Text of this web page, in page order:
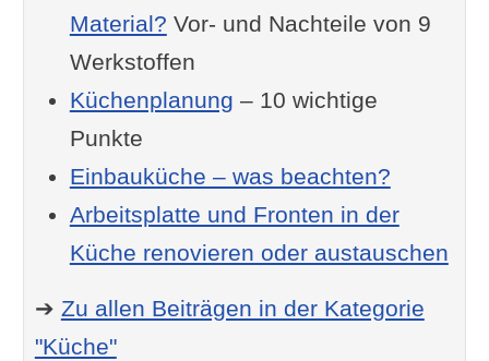
Material? Vor- und Nachteile von 9
Werkstoffen
Küchenplanung – 10 wichtige
Punkte
Einbauküche – was beachten?
Arbeitsplatte und Fronten in der
Küche renovieren oder austauschen
➔ Zu allen Beiträgen in der Kategorie
"Küche"